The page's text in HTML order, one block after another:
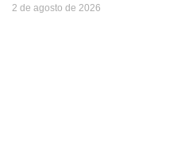
2 de agosto de 2026